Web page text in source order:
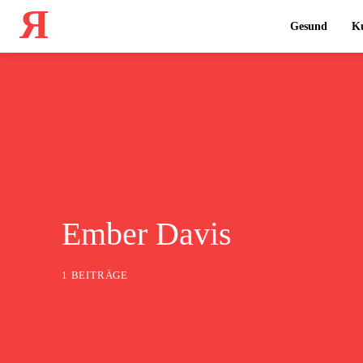
Я Gesund
Ember Davis
1 BEITRÄGE